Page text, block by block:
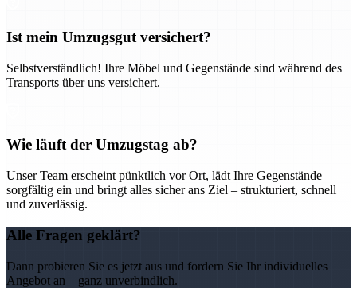
Ist mein Umzugsgut versichert?
Selbstverständlich! Ihre Möbel und Gegenstände sind während des
Transports über uns versichert.
Wie läuft der Umzugstag ab?
Unser Team erscheint pünktlich vor Ort, lädt Ihre Gegenstände
sorgfältig ein und bringt alles sicher ans Ziel – strukturiert, schnell
und zuverlässig.
Alle Fragen geklärt?
Dann probieren Sie es jetzt aus und fordern Sie Ihr individuelles
Angebot an – ganz unverbindlich.